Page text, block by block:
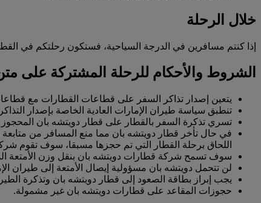
خلال الرحلة
إذا كنتم مسافرين في الدرجة السياحية، فستكون رحلتكم في
الشروط والأحكام للرحلة المشتركة على
يتعين إصدار تذاكر السفر على قطاعات القطارات مع
تنطبق سياسة طيران الإمارات العادية الخاصة بإصدار
تسري تذكرة السفر بالقطار على قطار دويتشه بان
في حال تأخر قطار دويتشه بان مما منع المسافر من متابعة
اللحاق برحلة القطار التي تم حجزها مسبقا، سوف تقوم
سوف تسمح شركة قطارات دويتشه بان بنقل وزن الأمتعة
لن تتحمل دويتشه بان مسؤولية إيصال الأمتعة إلى طيران
يجب إبراز بطاقة الصعود إلى قطار دويتشه بان وتذكرة
حجوزات المقاعد على قطارات دويتشه بان غير مشمولة.